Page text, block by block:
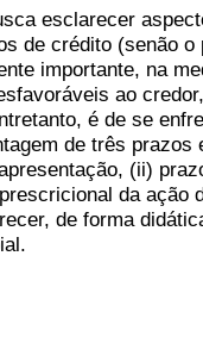
esclarecer
de crédito (senão
importante, na
ao
é de se
de três prazos
(ii)
da ação
de forma